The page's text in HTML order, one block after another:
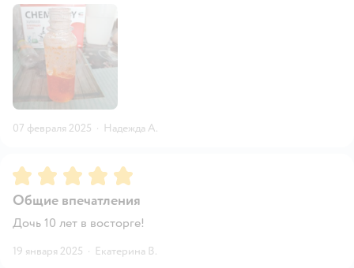
07 февраля 2025 · Надежда А.
Рейтинг:5
Общие впечатления
Дочь 10 лет в восторге!
19 января 2025 · Екатерина В.